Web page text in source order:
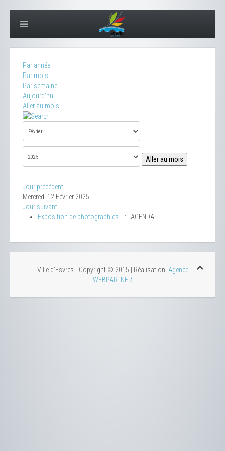
Par année
Par mois
Par semaine
Aujourd'hui
Aller au mois
Aller au mois
Jour précédent
Mercredi 12 Février 2025
Jour suivant
Exposition de photographies
:: AGENDA
Ville d'Esvres - Copyright © 2015 | Réalisation: Agence
WEBPARTNER